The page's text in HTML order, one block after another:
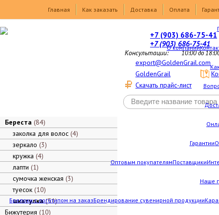
Главная
Как заказать Доставка Оплата
О компании
Гарантии
Оптовым покупателямПоставщики
Наше
Брелоки с логотипом на заказБрендирование сувенирной продукции
+7 (903) 686-75-41
+7 (903) 686-75-41
Консультации: 10:00 до
export@GoldenGrail.com
GoldenGrail
Скачать прайс-лист
Береста 84
заколка для волос 4
зеркало 3
кружка 4
лапти 1
сумочка женская 3
туесок 10
шкатулка 51
Бижутерия 10